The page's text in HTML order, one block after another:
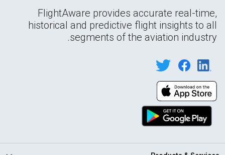
FlightAware provides accurate real-time,
historical and predictive flight insights to all
segments of the aviation industry.